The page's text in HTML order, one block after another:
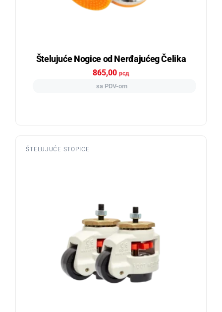
Štelujuće Nogice od Nerđajućeg Čelika
865,00 рсд
sa PDV-om
ŠTELUJUĆE STOPICE